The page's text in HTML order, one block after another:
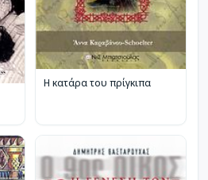
Η κατάρα του πρίγκιπα